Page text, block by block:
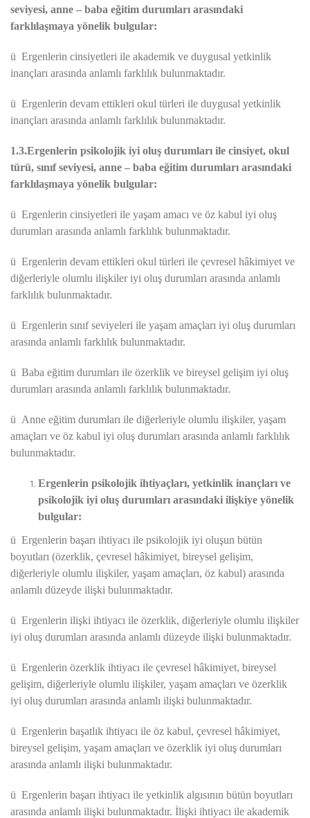
seviyesi, anne – baba eğitim durumları arasındaki
farklılaşmaya yönelik bulgular:
ü Ergenlerin cinsiyetleri ile akademik ve duygusal yetkinlik
inançları arasında anlamlı farklılık bulunmaktadır.
ü Ergenlerin devam ettikleri okul türleri ile duygusal yetkinlik
inançları arasında anlamlı farklılık bulunmaktadır.
1.3.Ergenlerin psikolojik iyi oluş durumları ile cinsiyet, okul
türü, sınıf seviyesi, anne – baba eğitim durumları arasındaki
farklılaşmaya yönelik bulgular:
ü Ergenlerin cinsiyetleri ile yaşam amacı ve öz kabul iyi oluş
durumları arasında anlamlı farklılık bulunmaktadır.
ü Ergenlerin devam ettikleri okul türleri ile çevresel hâkimiyet ve
diğerleriyle olumlu ilişkiler iyi oluş durumları arasında anlamlı
farklılık bulunmaktadır.
ü Ergenlerin sınıf seviyeleri ile yaşam amaçları iyi oluş durumları
arasında anlamlı farklılık bulunmaktadır.
ü Baba eğitim durumları ile özerklik ve bireysel gelişim iyi oluş
durumları arasında anlamlı farklılık bulunmaktadır.
ü Anne eğitim durumları ile diğerleriyle olumlu ilişkiler, yaşam
amaçları ve öz kabul iyi oluş durumları arasında anlamlı farklılık
bulunmaktadır.
Ergenlerin psikolojik ihtiyaçları, yetkinlik inançları ve
psikolojik iyi oluş durumları arasındaki ilişkiye yönelik
bulgular:
ü Ergenlerin başarı ihtiyacı ile psikolojik iyi oluşun bütün
boyutları (özerklik, çevresel hâkimiyet, bireysel gelişim,
diğerleriyle olumlu ilişkiler, yaşam amaçları, öz kabul) arasında
anlamlı düzeyde ilişki bulunmaktadır.
ü Ergenlerin ilişki ihtiyacı ile özerklik, diğerleriyle olumlu ilişkiler
iyi oluş durumları arasında anlamlı düzeyde ilişki bulunmaktadır.
ü Ergenlerin özerklik ihtiyacı ile çevresel hâkimiyet, bireysel
gelişim, diğerleriyle olumlu ilişkiler, yaşam amaçları ve özerklik
iyi oluş durumları arasında anlamlı ilişki bulunmaktadır.
ü Ergenlerin başatlık ihtiyacı ile öz kabul, çevresel hâkimiyet,
bireysel gelişim, yaşam amaçları ve özerklik iyi oluş durumları
arasında anlamlı ilişki bulunmaktadır.
ü Ergenlerin başarı ihtiyacı ile yetkinlik algısının bütün boyutları
arasında anlamlı ilişki bulunmaktadır. İlişki ihtiyacı ile akademik